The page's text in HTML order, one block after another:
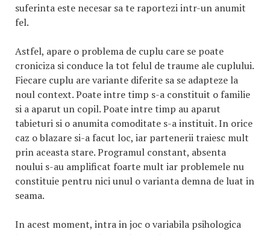
suferinta este necesar sa te raportezi intr-un anumit
fel.
Astfel, apare o problema de cuplu care se poate
croniciza si conduce la tot felul de traume ale cuplului.
Fiecare cuplu are variante diferite sa se adapteze la
noul context. Poate intre timp s-a constituit o familie
si a aparut un copil. Poate intre timp au aparut
tabieturi si o anumita comoditate s-a instituit. In orice
caz o blazare si-a facut loc, iar partenerii traiesc mult
prin aceasta stare. Programul constant, absenta
noului s-au amplificat foarte mult iar problemele nu
constituie pentru nici unul o varianta demna de luat in
seama.
In acest moment, intra in joc o variabila psihologica